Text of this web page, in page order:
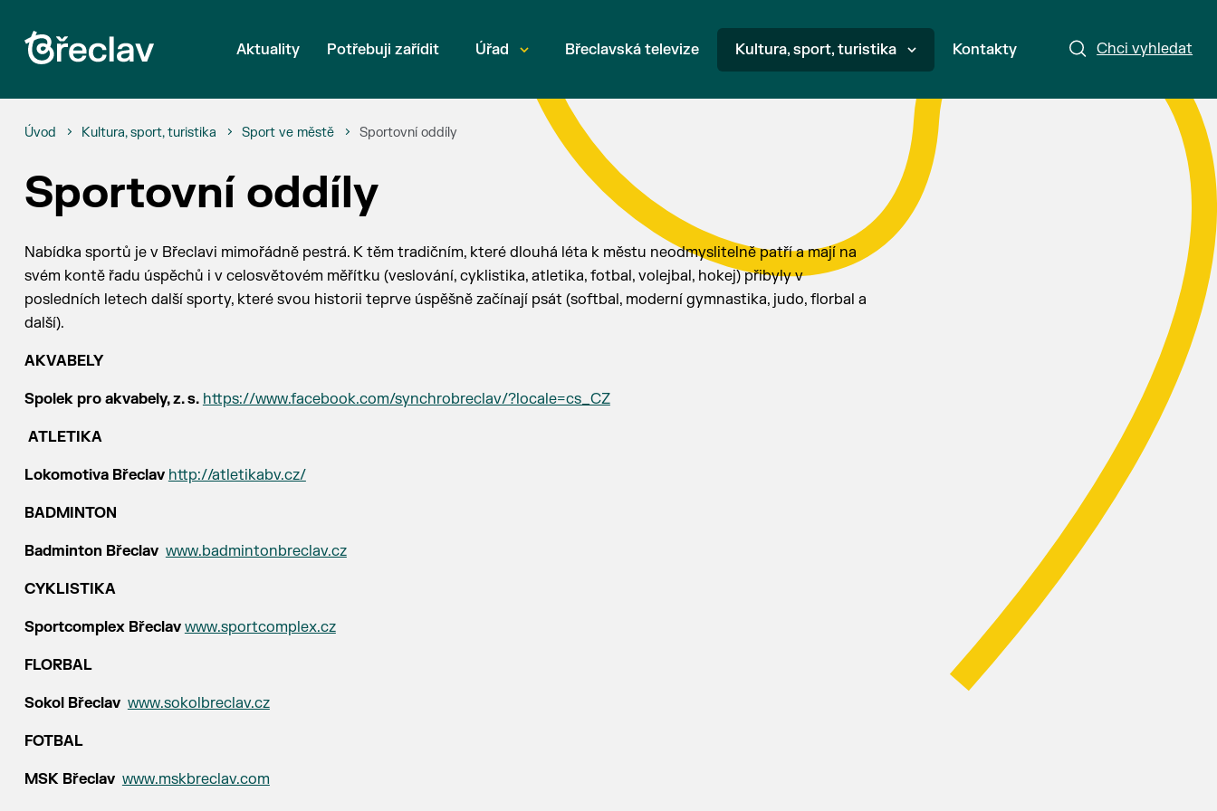
Chci vyhledat
Aktuality Potřebuji zařídit Úřad Břeclavská televize Kultura, sport, turistika Kontakty
Úvod Kultura, sport, turistika Sport ve městě Sportovní oddíly
Sportovní oddíly
Nabídka sportů je v Břeclavi mimořádně pestrá. K těm tradičním, které dlouhá léta k městu neodmyslitelně patří a mají na
svém kontě řadu úspěchů i v celosvětovém měřítku (veslování, cyklistika, atletika, fotbal, volejbal, hokej) přibyly v
posledních letech další sporty, které svou historii teprve úspěšně začínají psát (softbal, moderní gymnastika, judo, florbal a
další).
AKVABELY
Spolek pro akvabely, z. s. https://www.facebook.com/synchrobreclav/?locale=cs_CZ
ATLETIKA
Lokomotiva Břeclav http://atletikabv.cz/
BADMINTON
Badminton Břeclav www.badmintonbreclav.cz
CYKLISTIKA
Sportcomplex Břeclav www.sportcomplex.cz
FLORBAL
Sokol Břeclav www.sokolbreclav.cz
FOTBAL
MSK Břeclav www.mskbreclav.com